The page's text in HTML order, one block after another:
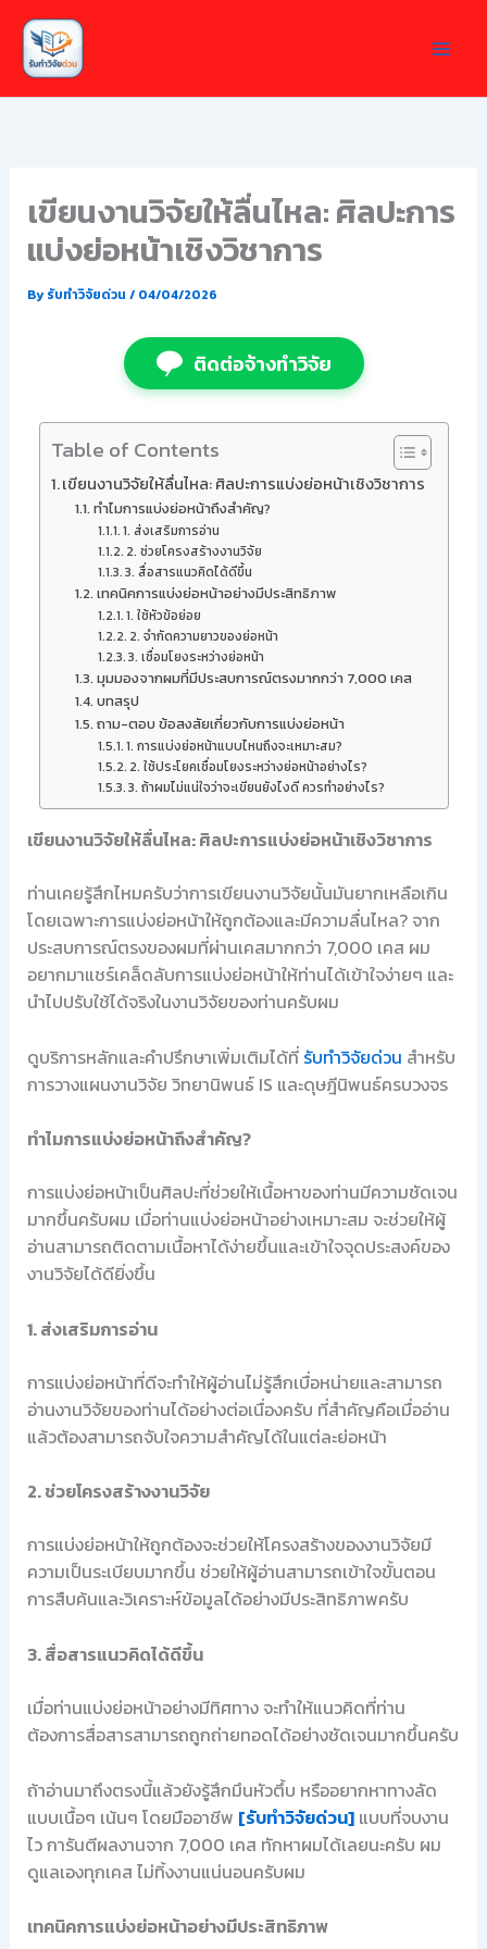
Skip
content
เขียนงานวิจัยให้ลื่นไหล: ศิลปะการ
แบ่งย่อหน้าเชิงวิชาการ
Byรับทำวิจัยด่วน / 04/04/2026
ติดต่อจ้างทำวิจัย
Table of Contents
เขียนงานวิจัยให้ลื่นไหล: ศิลปะการแบ่งย่อหน้าเชิงวิชาการ
ทำไมการแบ่งย่อหน้าถึงสำคัญ?
1. ส่งเสริมการอ่าน
2. ช่วยโครงสร้างงานวิจัย
3. สื่อสารแนวคิดได้ดีขึ้น
เทคนิคการแบ่งย่อหน้าอย่างมีประสิทธิภาพ
1. ใช้หัวข้อย่อย
2. จำกัดความยาวของย่อหน้า
3. เชื่อมโยงระหว่างย่อหน้า
มุมมองจากผมที่มีประสบการณ์ตรงมากกว่า 7,000 เคส
บทสรุป
ถาม-ตอบ ข้อสงสัยเกี่ยวกับการแบ่งย่อหน้า
1. การแบ่งย่อหน้าแบบไหนถึงจะเหมาะสม?
2. ใช้ประโยคเชื่อมโยงระหว่างย่อหน้าอย่างไร?
3. ถ้าผมไม่แน่ใจว่าจะเขียนยังไงดี ควรทำอย่างไร?
เขียนงานวิจัยให้ลื่นไหล: ศิลปะการแบ่งย่อหน้าเชิงวิชาการ
ท่านเคยรู้สึกไหมครับว่าการเขียนงานวิจัยนั้นมันยากเหลือเกิน
โดยเฉพาะการแบ่งย่อหน้าให้ถูกต้องและมีความลื่นไหล? จาก
ประสบการณ์ตรงของผมที่ผ่านเคสมากกว่า 7,000 เคส ผม
อยากมาแชร์เคล็ดลับการแบ่งย่อหน้าให้ท่านได้เข้าใจง่ายๆ และ
นำไปปรับใช้ได้จริงในงานวิจัยของท่านครับผม
ดูบริการหลักและคำปรึกษาเพิ่มเติมได้ที่ รับทำวิจัยด่วน สำหรับ
การวางแผนงานวิจัย วิทยานิพนธ์ IS และดุษฎีนิพนธ์ครบวงจร
ทำไมการแบ่งย่อหน้าถึงสำคัญ?
การแบ่งย่อหน้าเป็นศิลปะที่ช่วยให้เนื้อหาของท่านมีความชัดเจน
มากขึ้นครับผม เมื่อท่านแบ่งย่อหน้าอย่างเหมาะสม จะช่วยให้ผู้
อ่านสามารถติดตามเนื้อหาได้ง่ายขึ้นและเข้าใจจุดประสงค์ของ
งานวิจัยได้ดียิ่งขึ้น
1. ส่งเสริมการอ่าน
การแบ่งย่อหน้าที่ดีจะทำให้ผู้อ่านไม่รู้สึกเบื่อหน่ายและสามารถ
อ่านงานวิจัยของท่านได้อย่างต่อเนื่องครับ ที่สำคัญคือเมื่ออ่าน
แล้วต้องสามารถจับใจความสำคัญได้ในแต่ละย่อหน้า
2. ช่วยโครงสร้างงานวิจัย
การแบ่งย่อหน้าให้ถูกต้องจะช่วยให้โครงสร้างของงานวิจัยมี
ความเป็นระเบียบมากขึ้น ช่วยให้ผู้อ่านสามารถเข้าใจขั้นตอน
การสืบค้นและวิเคราะห์ข้อมูลได้อย่างมีประสิทธิภาพครับ
3. สื่อสารแนวคิดได้ดีขึ้น
เมื่อท่านแบ่งย่อหน้าอย่างมีทิศทาง จะทำให้แนวคิดที่ท่าน
ต้องการสื่อสารสามารถถูกถ่ายทอดได้อย่างชัดเจนมากขึ้นครับ
ถ้าอ่านมาถึงตรงนี้แล้วยังรู้สึกมึนหัวตึ้บ หรืออยากหาทางลัด
แบบเนื้อๆ เน้นๆ โดยมืออาชีพ [รับทำวิจัยด่วน]แบบที่จบงาน
ไว การันตีผลงานจาก 7,000 เคส ทักหาผมได้เลยนะครับ ผม
ดูแลเองทุกเคส ไม่ทิ้งงานแน่นอนครับผม
เทคนิคการแบ่งย่อหน้าอย่างมีประสิทธิภาพ